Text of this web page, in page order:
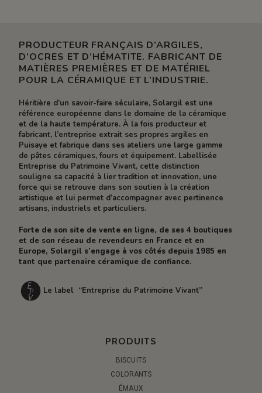
PRODUCTEUR FRANÇAIS D’ARGILES,
D’OCRES ET D’HÉMATITE. FABRICANT DE
MATIÈRES PREMIÈRES ET DE MATÉRIEL
POUR LA CÉRAMIQUE ET L’INDUSTRIE.
Héritière d’un savoir-faire séculaire, Solargil est une
référence européenne dans le domaine de la céramique
et de la haute température. À la fois producteur et
fabricant, l’entreprise extrait ses propres argiles en
Puisaye et fabrique dans ses ateliers une large gamme
de pâtes céramiques, fours et équipement. Labellisée
Entreprise du Patrimoine Vivant, cette distinction
souligne sa capacité à lier tradition et innovation, une
force qui se retrouve dans son soutien à la création
artistique et lui permet d’accompagner avec pertinence
artisans, industriels et particuliers.
Forte de son site de vente en ligne, de ses 4 boutiques
et de son réseau de revendeurs en France et en
Europe, Solargil s’engage à vos côtés depuis 1985 en
tant que partenaire céramique de confiance.
Le label “Entreprise du Patrimoine Vivant”
PRODUITS
BISCUITS
COLORANTS
ÉMAUX